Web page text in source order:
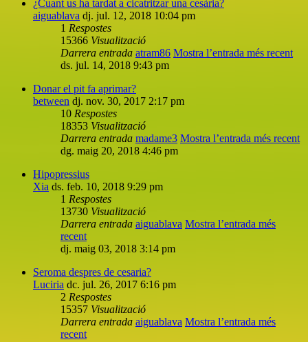
¿Cuant us ha tardat a cicatritzar una cesària?
aiguablava dj. jul. 12, 2018 10:04 pm
1 Respostes
15366 Visualització
Darrera entrada atram86 Mostra l’entrada més recent
ds. jul. 14, 2018 9:43 pm
Donar el pit fa aprimar?
between dj. nov. 30, 2017 2:17 pm
10 Respostes
18353 Visualització
Darrera entrada madame3 Mostra l’entrada més recent
dg. maig 20, 2018 4:46 pm
Hipopressius
Xia ds. feb. 10, 2018 9:29 pm
1 Respostes
13730 Visualització
Darrera entrada aiguablava Mostra l’entrada més
recent
dj. maig 03, 2018 3:14 pm
Seroma despres de cesaria?
Luciria dc. jul. 26, 2017 6:16 pm
2 Respostes
15357 Visualització
Darrera entrada aiguablava Mostra l’entrada més
recent